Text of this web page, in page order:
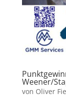
Weener/
von Oliver